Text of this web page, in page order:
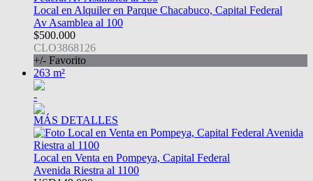
Local en Alquiler en Parque Chacabuco, Capital Federal
Av Asamblea al 100
$500.000
CLO3868126
+/- Favorito
263 m²
-
MÁS DETALLES
Local en Venta en Pompeya, Capital Federal
Avenida Riestra al 1100